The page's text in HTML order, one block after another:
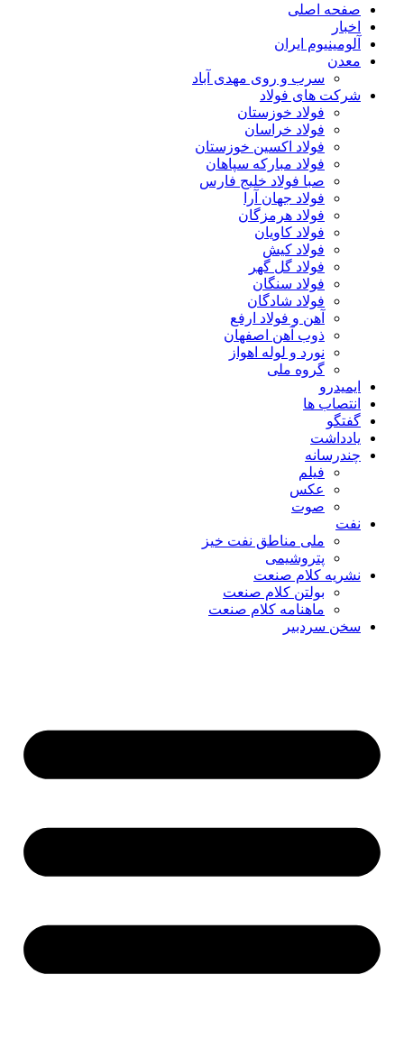
صفحه اصلی
اخبار
آلومینیوم ایران
معدن
سرب و روی مهدی آباد
شرکت های فولاد
فولاد خوزستان
فولاد خراسان
فولاد اکسین خوزستان
فولاد مبارکه سپاهان
صبا فولاد خلیج فارس
فولاد جهان آرا
فولاد هرمزگان
فولاد کاویان
فولاد کیش
فولاد گل گهر
فولاد سنگان
فولاد شادگان
آهن و فولاد ارفع
ذوب آهن اصفهان
نورد و لوله اهواز
گروه ملی
ایمیدرو
انتصاب ها
گفتگو
یادداشت
چندرسانه
فیلم
عکس
صوت
نفت
ملی مناطق نفت خیز
پتروشیمی
نشریه کلام صنعت
بولتن کلام صنعت
ماهنامه کلام صنعت
سخن سردبیر